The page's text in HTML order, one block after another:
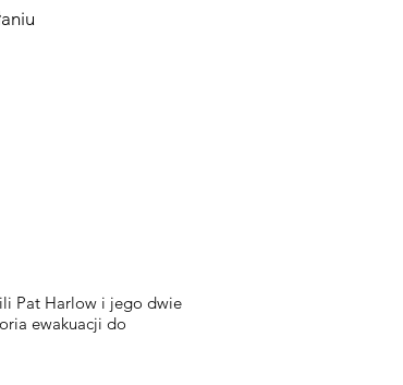
Pat Harlow i jego dwie
ewakuacji do